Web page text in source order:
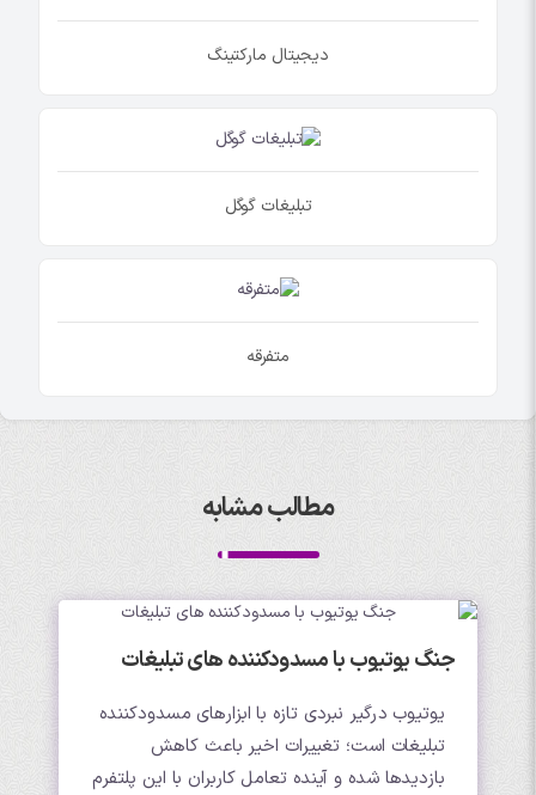
دیجیتال مارکتینگ
تبلیغات گوگل
متفرقه
مطالب مشابه
جنگ یوتیوب با مسدودکننده های تبلیغات
یوتیوب درگیر نبردی تازه با ابزارهای مسدودکننده
تبلیغات است؛ تغییرات اخیر باعث کاهش
بازدیدها شده و آینده تعامل کاربران با این پلتفرم